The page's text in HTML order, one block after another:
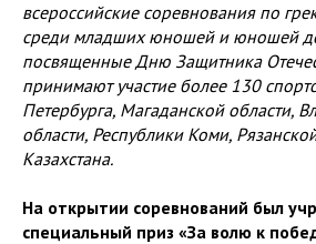
всероссийские соревнования по
среди младших юношей и юношей
посвященные Дню Защитника
принимают участие более 130
Петербурга, Магаданской области,
области, Республики Коми,
Казахстана.
На открытии соревнований был
специальный приз «За волю к